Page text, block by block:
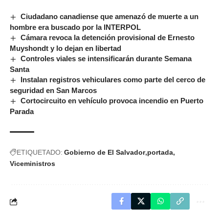
Ciudadano canadiense que amenazó de muerte a un
hombre era buscado por la INTERPOL
Cámara revoca la detención provisional de Ernesto
Muyshondt y lo dejan en libertad
Controles viales se intensificarán durante Semana
Santa
Instalan registros vehiculares como parte del cerco de
seguridad en San Marcos
Cortocircuito en vehículo provoca incendio en Puerto
Parada
ETIQUETADO: Gobierno de El Salvador portada
Viceministros